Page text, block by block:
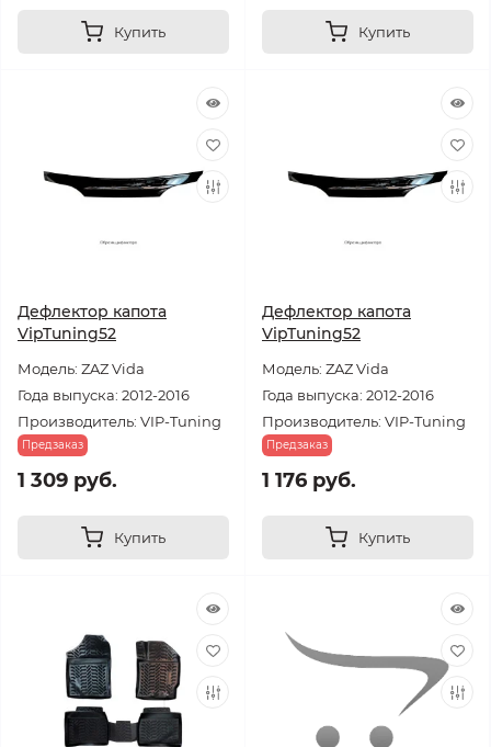
Купить Купить
Дефлектор капота
VipTuning52
Модель: ZAZ Vida
Года выпуска: 2012-2016
Производитель: VIP-Tuning
Предзаказ
1 309 руб.
Купить
Дефлектор капота
VipTuning52
Модель: ZAZ Vida
Года выпуска: 2012-2016
Производитель: VIP-Tuning
Предзаказ
1 176 руб.
Купить